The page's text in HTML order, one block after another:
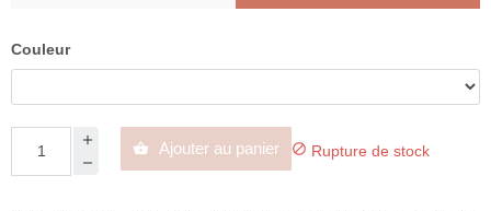
Couleur
 Ajouter au panier  Rupture de stock